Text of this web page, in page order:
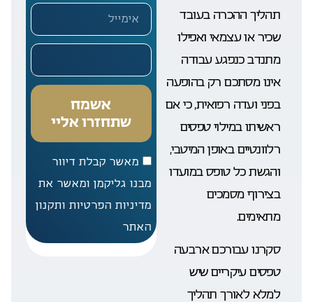
מאשר קבלת דיוור
מבנו גליקמן ומאשר את
מדיניות הפרטיות ותקנון
האתר
אשמח
שתחזרו אליי
תהליך ההכרה בעובד
שכיר או עצמאי ואפילו
מתנדב כנפגע עבודה
אינו מסתכם רק בהופעה
בפני ועדה רפואית, כי אם
ראשיתו במילוי טפסים
רלוונטיים באופן המיטבי,
והגשת כל טופס במועדו
בצירוף מסמכים
מתאימים.
סקרנו עבורכם ארבעה
טפסים עיקריים שיש
למלא לאורך תהליך